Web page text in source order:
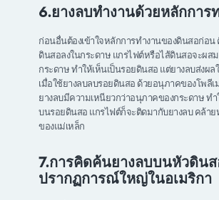
6.ยางลบทำงานด้วยหลักการ
ก่อนอื่นต้องเข้าใจหลักการทำงานของดินสอก่อน
ดินสอลงในกระดาษ แกรไฟต์หรือไส้ดินสอจะผส
กระดาษ ทำให้เห็นเป็นรอยดินสอ แต่ยางลบส่งผ
เมื่อใช้ยางลบลบรอยดินสอ ด้วยอนุภาคของโพลี
ยางลบมีความเหนียวกว่าอนุภาคของกระดาษ ทำ
บนรอยดินสอ แกรไฟต์ก็จะติดมากับยางลบ คล้าย
ของแม่เหล็ก
7.การคิดค้นยางลบบนหัวดิน
ปรากฏการณ์ใหญ่ในอเมริกา